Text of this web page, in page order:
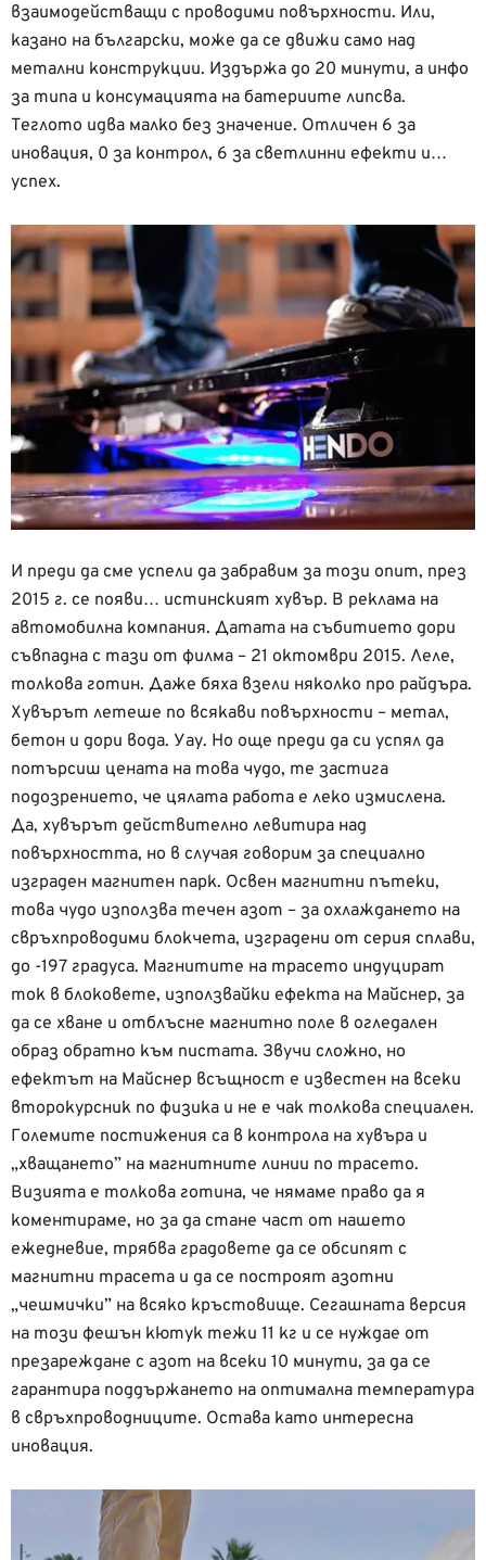
взаимодействащи с проводими повърхности. Или,
казано на български, може да се движи само над
метални конструкции. Издържа до 20 минути, а инфо
за типа и консумацията на батериите липсва.
Теглото идва малко без значение. Отличен 6 за
иновация, 0 за контрол, 6 за светлинни ефекти и…
успех.
И преди да сме успели да забравим за този опит, през
2015 г. се появи… истинският хувър. В реклама на
автомобилна компания. Датата на събитието дори
съвпадна с тази от филма – 21 октомври 2015. Леле,
толкова готин. Даже бяха взели няколко про райдъра.
Хувърът летеше по всякави повърхности – метал,
бетон и дори вода. Уау. Но още преди да си успял да
потърсиш цената на това чудо, те застига
подозрението, че цялата работа е леко измислена.
Да, хувърът действително левитира над
повърхността, но в случая говорим за специално
изграден магнитен парк. Освен магнитни пътеки,
това чудо използва течен азот – за охлаждането на
свръхпроводими блокчета, изградени от серия сплави,
до -197 градуса. Магнитите на трасето индуцират
ток в блоковете, използвайки ефекта на Майснер, за
да се хване и отблъсне магнитно поле в огледален
образ обратно към пистата. Звучи сложно, но
ефектът на Майснер всъщност е известен на всеки
второкурсник по физика и не е чак толкова специален.
Големите постижения са в контрола на хувъра и
„хващането” на магнитните линии по трасето.
Визията е толкова готина, че нямаме право да я
коментираме, но за да стане част от нашето
ежедневие, трябва градовете да се обсипят с
магнитни трасета и да се построят азотни
„чешмички” на всяко кръстовище. Сегашната версия
на този фешън кютук тежи 11 кг и се нуждае от
презареждане с азот на всеки 10 минути, за да се
гарантира поддържането на оптимална температура
в свръхпроводниците. Остава като интересна
иновация.